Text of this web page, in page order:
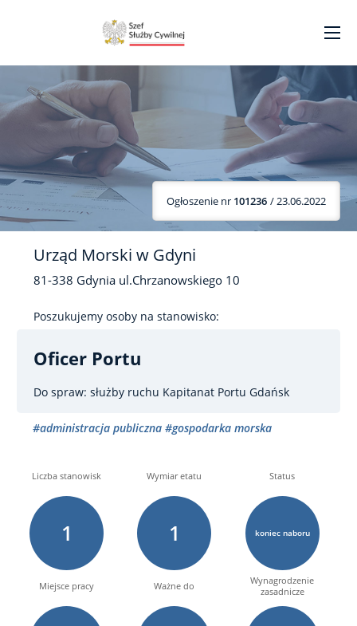
Ogłoszenie nr 101236 / 23.06.2022
Urząd Morski w Gdyni
81-338 Gdynia ul.Chrzanowskiego 10
Poszukujemy osoby na stanowisko:
Oficer Portu
Do spraw: służby ruchu Kapitanat Portu Gdańsk
#administracja publiczna #gospodarka morska
Liczba stanowisk
1
Wymiar etatu
1
Status
koniec naboru
Miejsce pracy Ważne do
Wynagrodzenie
zasadnicze